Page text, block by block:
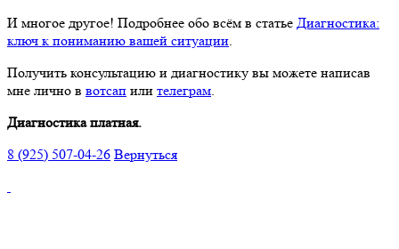
И многое другое! Подробнее обо всём в статье Диагностика:
ключ к пониманию вашей ситуации
Получить консультацию и диагностику вы можете написав
мне лично в вотсап или телеграм
Диагностика платная.
8 (925) 507-04-26 Вернуться